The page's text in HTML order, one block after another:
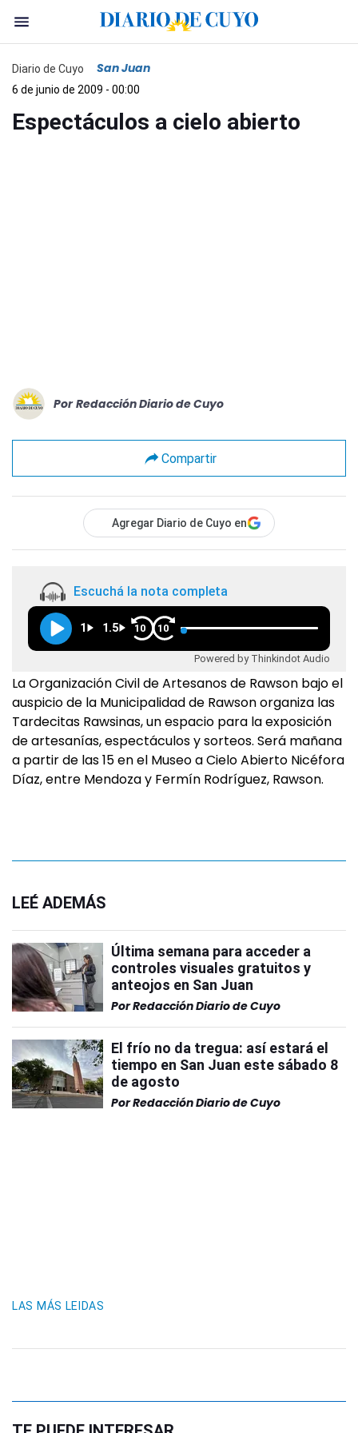
Diario de Cuyo San Juan
6 de junio de 2009 - 00:00
Espectáculos a cielo abierto
Por Redacción Diario de Cuyo
Compartir
Agregar Diario de Cuyo en
Escuchá la nota completa
1 1.5 10 10
Powered by Thinkindot Audio
La Organización Civil de Artesanos de Rawson bajo el
auspicio de la Municipalidad de Rawson organiza las
Tardecitas Rawsinas, un espacio para la exposición
de artesanías, espectáculos y sorteos. Será mañana
a partir de las 15 en el Museo a Cielo Abierto Nicéfora
Díaz, entre Mendoza y Fermín Rodríguez, Rawson.
LEÉ ADEMÁS
Última semana para acceder a
controles visuales gratuitos y
anteojos en San Juan
PorRedacción Diario de Cuyo
El frío no da tregua: así estará el
tiempo en San Juan este sábado 8
de agosto
PorRedacción Diario de Cuyo
LAS MÁS LEIDAS